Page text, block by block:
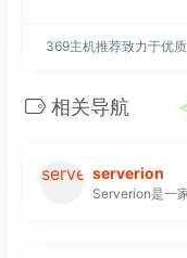
369主机推荐致力于优
相关导航
serverion